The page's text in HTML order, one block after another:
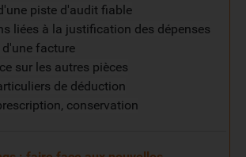
piste d'audit fiable
liées à la justification des dépenses
facture
les autres pièces
de déduction
conservation